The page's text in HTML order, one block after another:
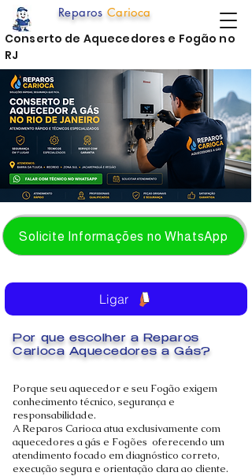
Solicite Informações no WhatsApp
Porque seu aquecedor e seu Fogão exigem
conhecimento técnico, segurança e
responsabilidade.
A Reparos Carioca atua exclusivamente com
aquecedores a gás e Fogões oferecendo um
atendimento focado em diagnóstico correto,
execução segura e orientação clara ao cliente.
Reparos Carioca
Por que escolher a Reparos
Carioca Aquecedores a Gás?
Ligar
Conserto de Aquecedores e Fogão no
RJ